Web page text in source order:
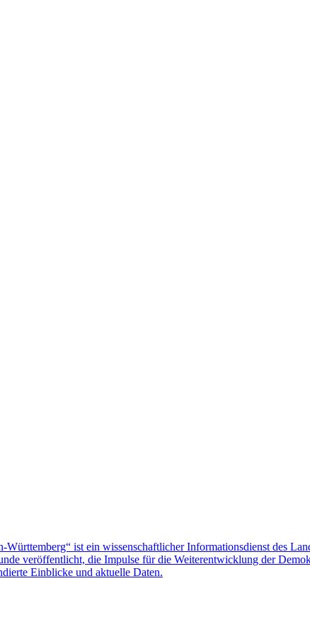
ist ein wissenschaftlicher Informationsdienst des
veröffentlicht, die Impulse für die Weiterentwicklung der
Einblicke und aktuelle Daten.